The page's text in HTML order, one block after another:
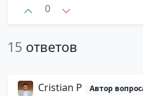
0
15 ответов
Cristian P Автор